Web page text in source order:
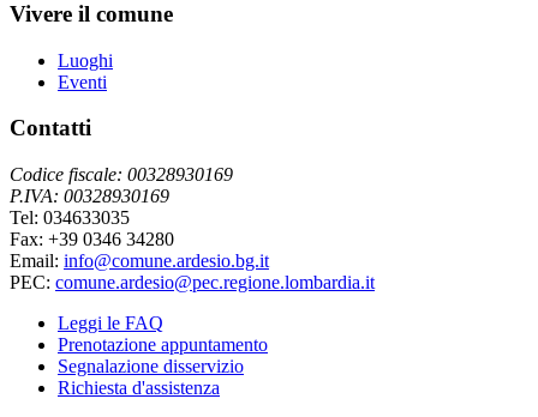
Vivere il comune
Luoghi
Eventi
Contatti
Codice fiscale: 00328930169
P.IVA: 00328930169
Tel: 034633035
Fax: +39 0346 34280
Email: info@comune.ardesio.bg.it
PEC: comune.ardesio@pec.regione.lombardia.it
Leggi le FAQ
Prenotazione appuntamento
Segnalazione disservizio
Richiesta d'assistenza